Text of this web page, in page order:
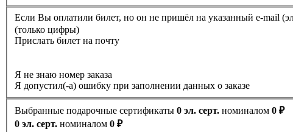
(только цифры)
Прислать билет на почту
Я не знаю номер заказа
Я допустил(-а) ошибку при заполнении данных о заказе
Выбранные подарочные сертификаты 0 эл. серт. номиналом 0 ₽
0 эл. серт. номиналом 0 ₽